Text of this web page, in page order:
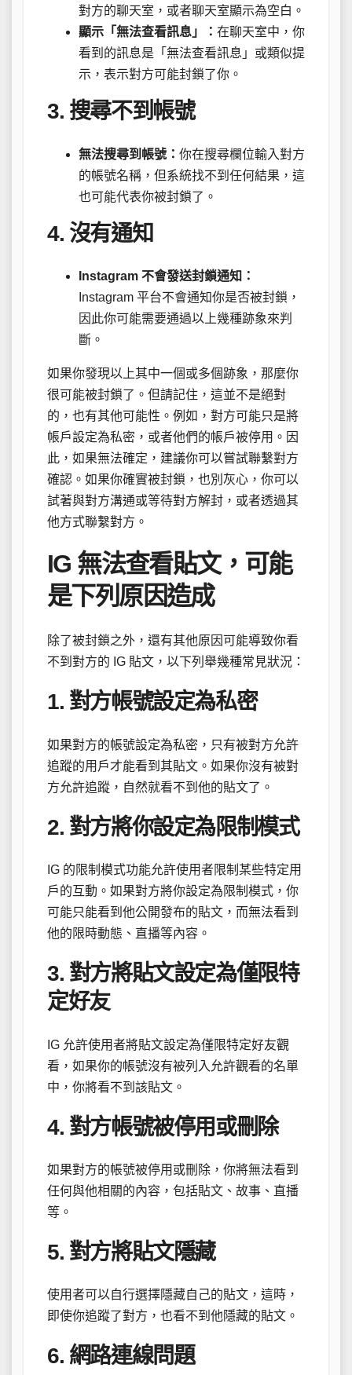
對方的聊天室，或者聊天室顯示為空白。
顯示「無法查看訊息」： 在聊天室中，你
看到的訊息是「無法查看訊息」或類似提
示，表示對方可能封鎖了你。
3. 搜尋不到帳號
無法搜尋到帳號： 你在搜尋欄位輸入對方
的帳號名稱，但系統找不到任何結果，這
也可能代表你被封鎖了。
4. 沒有通知
Instagram 不會發送封鎖通知：
Instagram 平台不會通知你是否被封鎖，
因此你可能需要通過以上幾種跡象來判
斷。
如果你發現以上其中一個或多個跡象，那麼你
很可能被封鎖了。但請記住，這並不是絕對
的，也有其他可能性。例如，對方可能只是將
帳戶設定為私密，或者他們的帳戶被停用。因
此，如果無法確定，建議你可以嘗試聯繫對方
確認。如果你確實被封鎖，也別灰心，你可以
試著與對方溝通或等待對方解封，或者透過其
他方式聯繫對方。
IG 無法查看貼文，可能
是下列原因造成
除了被封鎖之外，還有其他原因可能導致你看
不到對方的 IG 貼文，以下列舉幾種常見狀況：
1. 對方帳號設定為私密
如果對方的帳號設定為私密，只有被對方允許
追蹤的用戶才能看到其貼文。如果你沒有被對
方允許追蹤，自然就看不到他的貼文了。
2. 對方將你設定為限制模式
IG 的限制模式功能允許使用者限制某些特定用
戶的互動。如果對方將你設定為限制模式，你
可能只能看到他公開發布的貼文，而無法看到
他的限時動態、直播等內容。
3. 對方將貼文設定為僅限特
定好友
IG 允許使用者將貼文設定為僅限特定好友觀
看，如果你的帳號沒有被列入允許觀看的名單
中，你將看不到該貼文。
4. 對方帳號被停用或刪除
如果對方的帳號被停用或刪除，你將無法看到
任何與他相關的內容，包括貼文、故事、直播
等。
5. 對方將貼文隱藏
使用者可以自行選擇隱藏自己的貼文，這時，
即使你追蹤了對方，也看不到他隱藏的貼文。
6. 網路連線問題